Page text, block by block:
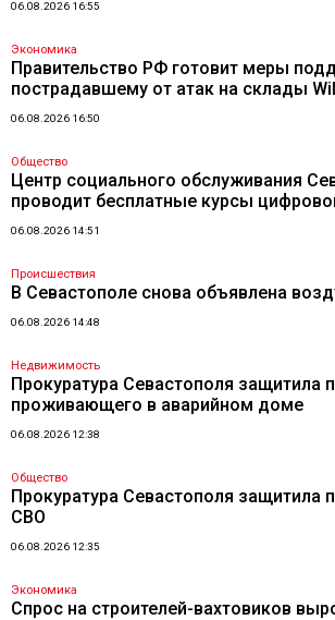
06.08.2026 16:55
Экономика
Правительство РФ готовит меры
пострадавшему от атак на склады
06.08.2026 16:50
Общество
Центр социального обслуживания
проводит бесплатные курсы
06.08.2026 14:51
Происшествия
В Севастополе снова объявлена
06.08.2026 14:48
Недвижимость
Прокуратура Севастополя защитила
проживающего в аварийном доме
06.08.2026 12:38
Общество
Прокуратура Севастополя защитила
СВО
06.08.2026 12:35
Экономика
Спрос на строителей-вахтовиков